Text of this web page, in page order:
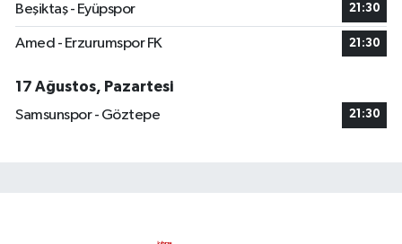
Beşiktaş - Eyüpspor 21:30
Amed - Erzurumspor FK 21:30
17 Ağustos, Pazartesi
Samsunspor - Göztepe
21:30